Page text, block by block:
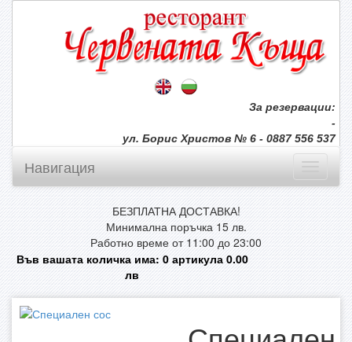
За резервации:
-
ул. Борис Христов № 6 - 0887 556 537
Навигация
БЕЗПЛАТНА ДОСТАВКА!
Минимална поръчка 15 лв.
Работно време от 11:00 до 23:00
Във вашата количка има:0артикула0.00
лв